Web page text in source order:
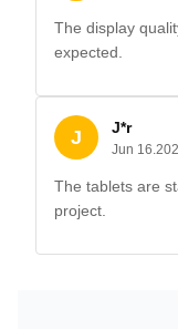
The display
expected.
J J*r
Jun
The tablets are
project.